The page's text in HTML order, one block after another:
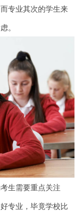
专业其次的学生来
。
生需要重点关注
专业，毕竟学校比